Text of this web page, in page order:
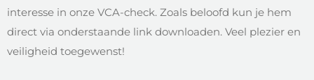
interesse in onze VCA-check. Zoals beloofd kun je hem
direct via onderstaande link downloaden. Veel plezier en
veiligheid toegewenst!